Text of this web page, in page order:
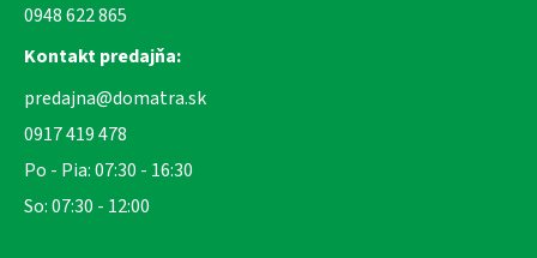
0948 622 865
Kontakt predajňa:
predajna@domatra.sk
0917 419 478
Po - Pia: 07:30 - 16:30
So: 07:30 - 12:00